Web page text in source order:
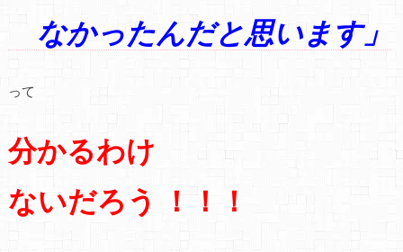
なかったんだと思います」
って
分かるわけ
ないだろう ！！！